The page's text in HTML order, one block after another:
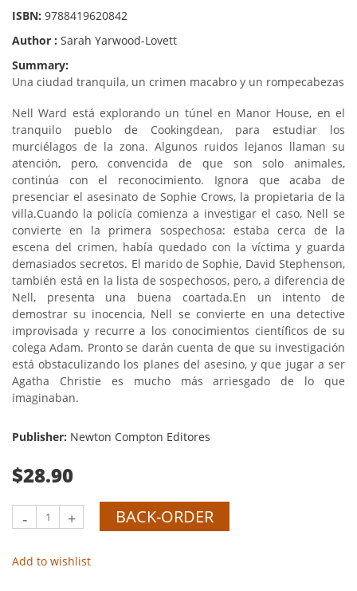
ISBN: 9788419620842
Author : Sarah Yarwood-Lovett
Summary:
Una ciudad tranquila, un crimen macabro y un rompecabezas
Nell Ward está explorando un túnel en Manor House, en el
tranquilo pueblo de Cookingdean, para estudiar los
murciélagos de la zona. Algunos ruidos lejanos llaman su
atención, pero, convencida de que son solo animales,
continúa con el reconocimiento. Ignora que acaba de
presenciar el asesinato de Sophie Crows, la propietaria de la
villa.Cuando la policía comienza a investigar el caso, Nell se
convierte en la primera sospechosa: estaba cerca de la
escena del crimen, había quedado con la víctima y guarda
demasiados secretos. El marido de Sophie, David Stephenson,
también está en la lista de sospechosos, pero, a diferencia de
Nell, presenta una buena coartada.En un intento de
demostrar su inocencia, Nell se convierte en una detective
improvisada y recurre a los conocimientos científicos de su
colega Adam. Pronto se darán cuenta de que su investigación
está obstaculizando los planes del asesino, y que jugar a ser
Agatha Christie es mucho más arriesgado de lo que
imaginaban.
Publisher: Newton Compton Editores
$28.90
- + BACK-ORDER
Add to wishlist